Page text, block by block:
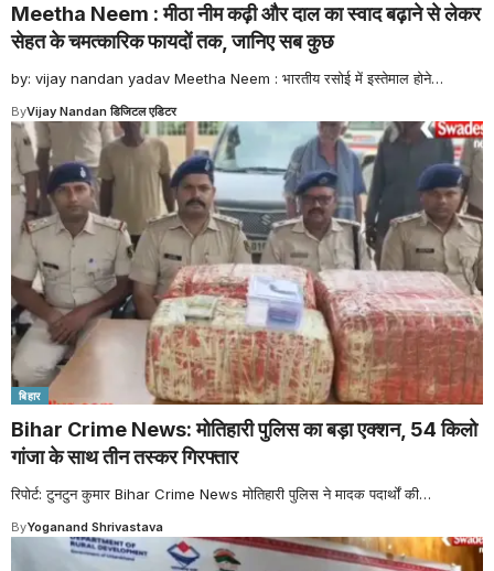
Meetha Neem : मीठा नीम कढ़ी और दाल का स्वाद बढ़ाने से लेकर
सेहत के चमत्कारिक फायदों तक, जानिए सब कुछ
by: vijay nandan yadav Meetha Neem : भारतीय रसोई में इस्तेमाल होने…
ByVijay Nandan डिजिटल एडिटर
बिहार
Bihar Crime News: मोतिहारी पुलिस का बड़ा एक्शन, 54 किलो
गांजा के साथ तीन तस्कर गिरफ्तार
रिपोर्ट: टुनटुन कुमार Bihar Crime News मोतिहारी पुलिस ने मादक पदार्थों की…
ByYoganand Shrivastava